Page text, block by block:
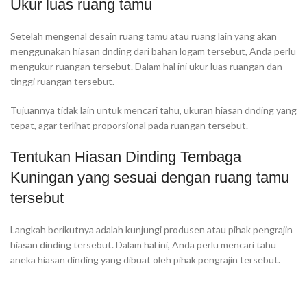
Ukur luas ruang tamu
Setelah mengenal desain ruang tamu atau ruang lain yang akan
menggunakan hiasan dnding dari bahan logam tersebut, Anda perlu
mengukur ruangan tersebut. Dalam hal ini ukur luas ruangan dan
tinggi ruangan tersebut.
Tujuannya tidak lain untuk mencari tahu, ukuran hiasan dnding yang
tepat, agar terlihat proporsional pada ruangan tersebut.
Tentukan Hiasan Dinding Tembaga
Kuningan yang sesuai dengan ruang tamu
tersebut
Langkah berikutnya adalah kunjungi produsen atau pihak pengrajin
hiasan dinding tersebut. Dalam hal ini, Anda perlu mencari tahu
aneka hiasan dinding yang dibuat oleh pihak pengrajin tersebut.